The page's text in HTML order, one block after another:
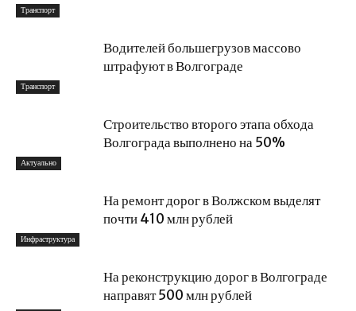
Транспорт
Транспорт
Водителей большегрузов массово
штрафуют в Волгограде
Актуально
Строительство второго этапа обхода
Волгограда выполнено на 50%
Инфраструктура
На ремонт дорог в Волжском выделят
почти 410 млн рублей
На реконструкцию дорог в Волгограде
направят 500 млн рублей